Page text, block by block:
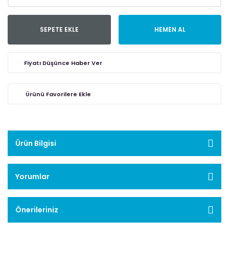
SEPETE EKLE HEMEN AL
Fiyatı Düşünce Haber Ver
Ürün Bilgisi
Yorumlar
Önerileriniz